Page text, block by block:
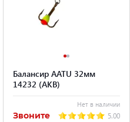
Балансир AATU 32мм
14232 (AKB)
Нет в наличии
Звоните 5.00